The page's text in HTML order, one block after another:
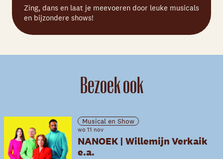
Zing, dans en laat je meevoeren door leuke musicals
en bijzondere shows!
Bezoek ook
Musical en Show
wo 11 nov
NANOEK | Willemijn Verkaik
e.a.